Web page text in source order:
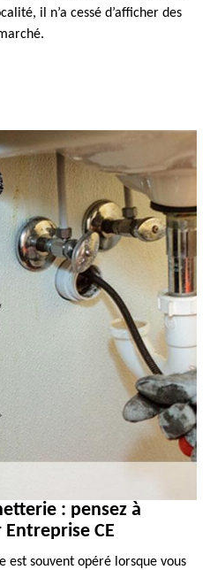
il n’a cessé d’afficher des
: pensez à
CE
est souvent opéré lorsque vous